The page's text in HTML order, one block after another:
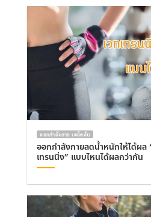
ออกกำลังกาย เคล็ดลับ
ออกกำลังกายลดน้ำหนักให้ได้ผล
เทรนนิ่ง” แบบไหนได้ผลกว่ากัน